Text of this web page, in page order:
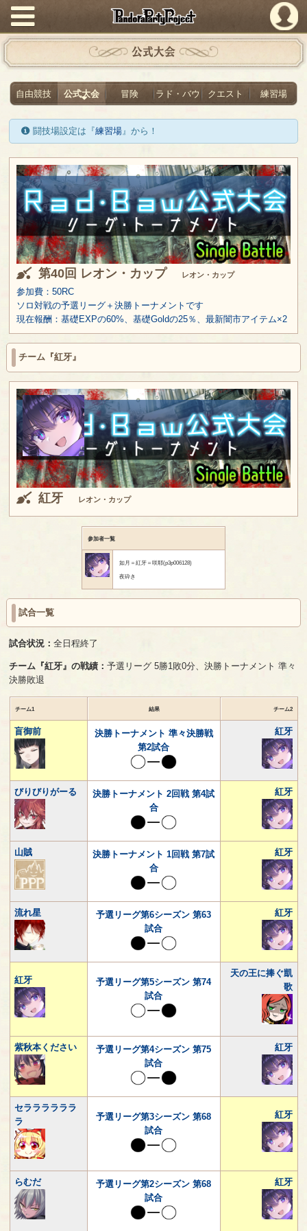
PandoraPartyProject
公式大会
自由競技 公式大会 冒険 ラド・バウ クエスト 練習場
闘技場設定は『練習場』から！
第40回 レオン・カップ レオン・カップ
参加費：50RC
ソロ対戦の予選リーグ＋決勝トーナメントです
現在報酬：基礎EXPの60%、基礎Goldの25％、最新闇市アイテム×2
チーム『紅牙』
紅牙 レオン・カップ
参加者一覧
如月＝紅牙＝咲耶(p3p006128)
夜砕き
試合一覧
試合状況：全日程終了
チーム『紅牙』の戦績：予選リーグ 5勝1敗0分、決勝トーナメント 準々
決勝敗退
チーム1 結果 チーム2
盲御前
決勝トーナメント 準々決勝戦
第2試合
紅牙
びりびりがーる
決勝トーナメント 2回戦 第4試
合
紅牙
山賊
決勝トーナメント 1回戦 第7試
合
紅牙
流れ星
予選リーグ第6シーズン 第63
試合
紅牙
紅牙
予選リーグ第5シーズン 第74
試合
天の王に捧ぐ凱
歌
紫秋本ください
予選リーグ第4シーズン 第75
試合
紅牙
セララララララ
ラ
予選リーグ第3シーズン 第68
試合
紅牙
らむだ
予選リーグ第2シーズン 第68
試合
紅牙